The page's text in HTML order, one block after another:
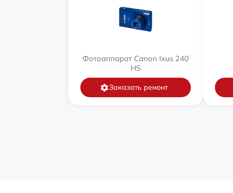
Фотоаппарат Canon Ixus 240
HS
Заказать ремонт